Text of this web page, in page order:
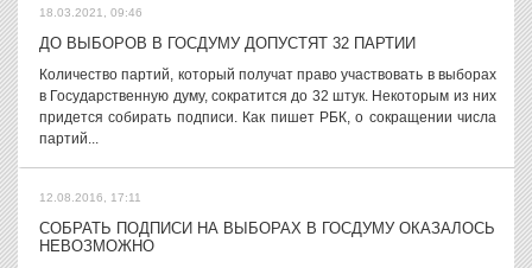
18.03.2021, 09:46
ДО ВЫБОРОВ В ГОСДУМУ ДОПУСТЯТ 32 ПАРТИИ
Количество партий, который получат право участвовать в выборах
в Государственную думу, сократится до 32 штук. Некоторым из них
придется собирать подписи. Как пишет РБК, о сокращении числа
партий...
12.08.2016, 17:11
СОБРАТЬ ПОДПИСИ НА ВЫБОРАХ В ГОСДУМУ ОКАЗАЛОСЬ
НЕВОЗМОЖНО